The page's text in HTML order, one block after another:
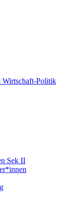
Wirtschaft-Politik
Sek II